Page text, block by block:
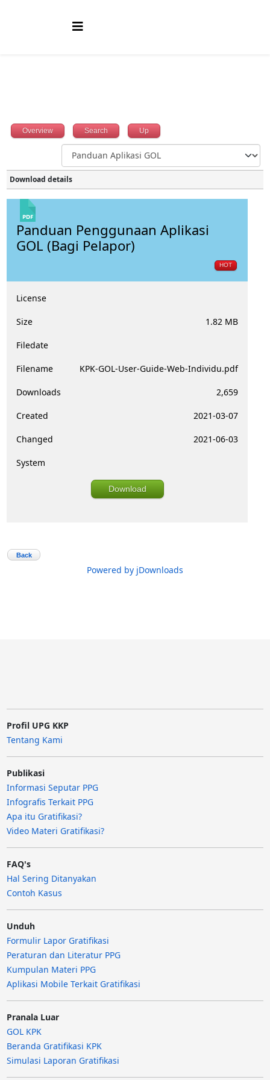
Overview Search Up
Download details
Panduan Penggunaan Aplikasi
GOL (Bagi Pelapor)
HOT
License
Size 1.82 MB
Filedate
Filename KPK-GOL-User-Guide-Web-Individu.pdf
Downloads 2,659
Created 2021-03-07
Changed 2021-06-03
System
Download
Back
Powered by jDownloads
Profil UPG KKP
Tentang Kami
Publikasi
Informasi Seputar PPG
Infografis Terkait PPG
Apa itu Gratifikasi?
Video Materi Gratifikasi?
FAQ's
Hal Sering Ditanyakan
Contoh Kasus
Unduh
Formulir Lapor Gratifikasi
Peraturan dan Literatur PPG
Kumpulan Materi PPG
Aplikasi Mobile Terkait Gratifikasi
Pranala Luar
GOL KPK
Beranda Gratifikasi KPK
Simulasi Laporan Gratifikasi